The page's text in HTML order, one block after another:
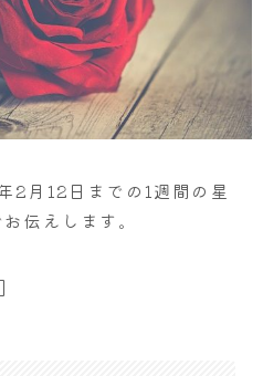
2月12日までの1週間の星
伝えします。
]